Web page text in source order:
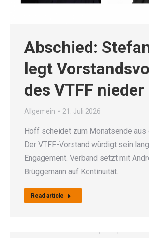
Abschied:
legt
des VTFF nieder
Allgemein 21. Juli 2026
Hoff scheidet zum Monatsende aus
Der VTFF-Vorstand würdigt sein
Engagement. Verband setzt mit
Brüggemann auf Kontinuität.
Read article